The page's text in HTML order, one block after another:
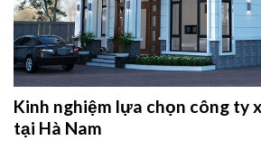
Kinh nghiệm lựa chọn công ty
tại Hà Nam